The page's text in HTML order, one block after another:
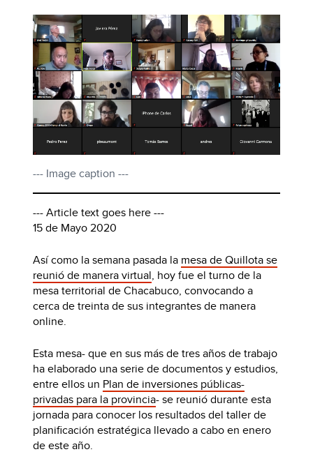
--- Image caption ---
--- Article text goes here ---
15 de Mayo 2020
Así como la semana pasada la mesa de Quillota se
reunió de manera virtual, hoy fue el turno de la
mesa territorial de Chacabuco, convocando a
cerca de treinta de sus integrantes de manera
online.
Esta mesa- que en sus más de tres años de trabajo
ha elaborado una serie de documentos y estudios,
entre ellos un Plan de inversiones públicas-
privadas para la provincia- se reunió durante esta
jornada para conocer los resultados del taller de
planificación estratégica llevado a cabo en enero
de este año.